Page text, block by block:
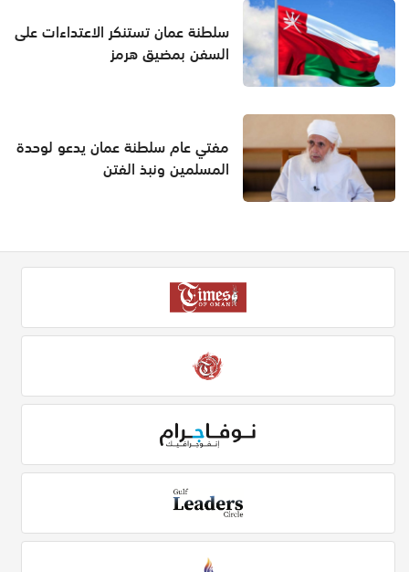
سلطنة عمان تستنكر الاعتداءات على
السفن بمضيق هرمز
مفتي عام سلطنة عمان يدعو لوحدة
المسلمين ونبذ الفتن